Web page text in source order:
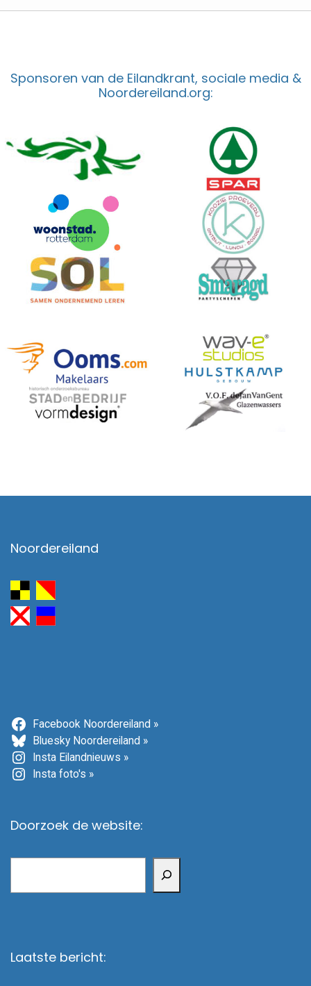
Sponsoren van de Eilandkrant, sociale media &
Noordereiland.org:
Noordereiland
Facebook Noordereiland »
Bluesky Noordereiland »
Insta Eilandnieuws »
Insta foto's »
Doorzoek de website:
Laatste bericht: